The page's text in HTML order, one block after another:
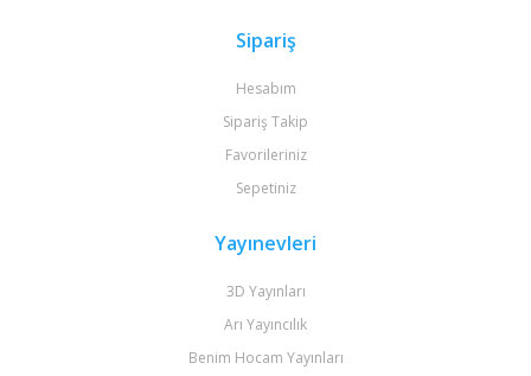
Sipariş
Hesabım
Sipariş Takip
Favorileriniz
Sepetiniz
Yayınevleri
3D Yayınları
Arı Yayıncılık
Benim Hocam Yayınları